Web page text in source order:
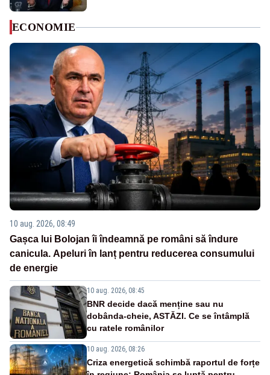
ECONOMIE
10 aug. 2026, 08:49
Gașca lui Bolojan îi îndeamnă pe români să îndure
canicula. Apeluri în lanț pentru reducerea consumului
de energie
10 aug. 2026, 08:45
BNR decide dacă menține sau nu
dobânda-cheie, ASTĂZI. Ce se întâmplă
cu ratele românilor
10 aug. 2026, 08:26
Criza energetică schimbă raportul de forțe